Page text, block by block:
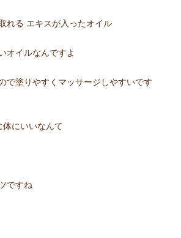
れる エキスが入ったオイル
オイルなんですよ
で塗りやすくマッサージしやすいです
にいいなんて
ですね